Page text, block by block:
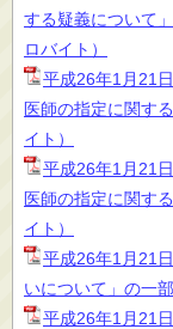
する疑義について
ロバイト）
平成26年1月21
医師の指定に関す
イト）
平成26年1月21
医師の指定に関す
イト）
平成26年1月21
いについて」の一
平成26年1月21